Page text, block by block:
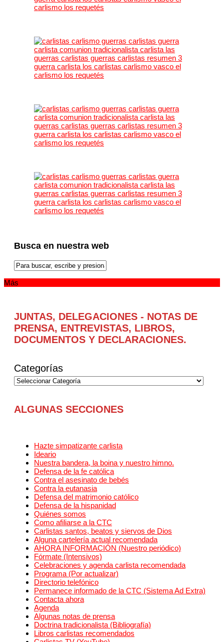
Busca en nuestra web
Más
JUNTAS, DELEGACIONES - NOTAS DE
PRENSA, ENTREVISTAS, LIBROS,
DOCUMENTOS Y DECLARACIONES.
Categorías
ALGUNAS SECCIONES
Hazte simpatizante carlista
Ideario
Nuestra bandera, la boina y nuestro himno.
Defensa de la fe católica
Contra el asesinato de bebés
Contra la eutanasia
Defensa del matrimonio católico
Defensa de la hispanidad
Quiénes somos
Como afiliarse a la CTC
Carlistas santos, beatos y siervos de Dios
Alguna cartelería actual recomendada
AHORA INFORMACIÓN (Nuestro periódico)
Fórmate (Intensivos)
Celebraciones y agenda carlista recomendada
Programa (Por actualizar)
Directorio telefónico
Permanece informado de la CTC (Sistema Ad Extra)
Contacta ahora
Agenda
Algunas notas de prensa
Doctrina tradicionalista (Bibliografía)
Libros carlistas recomendados